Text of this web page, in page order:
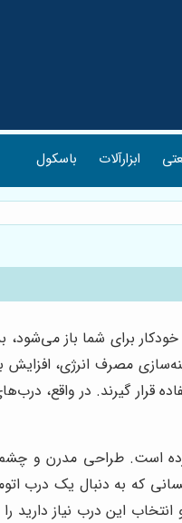
ابزارآلات باسکول
برای شما باز می‌شود،
مصرف انرژی،
قرار گیرند. در واقع،
است. طراحی مدرن و
که به دنبال یک درب
این درب نیاز دارید را